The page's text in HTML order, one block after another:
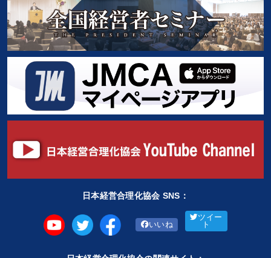
日本経営合理化協会 SNS：
いいね
ツイー
ト